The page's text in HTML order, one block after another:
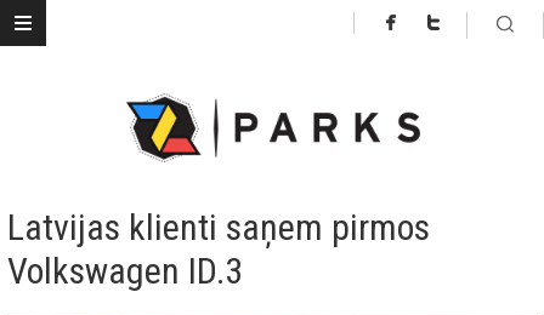
Latvijas klienti saņem pirmos
Volkswagen ID.3